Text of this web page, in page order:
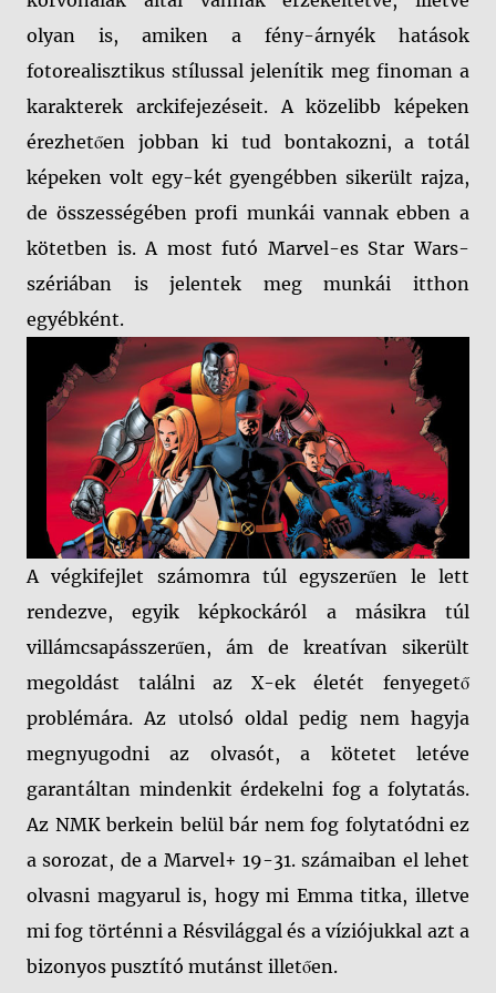
olyan is, amiken a fény-árnyék hatások
fotorealisztikus stílussal jelenítik meg finoman a
karakterek arckifejezéseit. A közelibb képeken
érezhetően jobban ki tud bontakozni, a totál
képeken volt egy-két gyengébben sikerült rajza,
de összességében profi munkái vannak ebben a
kötetben is. A most futó Marvel-es Star Wars-
szériában is jelentek meg munkái itthon
egyébként.
A végkifejlet számomra túl egyszerűen le lett
rendezve, egyik képkockáról a másikra túl
villámcsapásszerűen, ám de kreatívan sikerült
megoldást találni az X-ek életét fenyegető
problémára. Az utolsó oldal pedig nem hagyja
megnyugodni az olvasót, a kötetet letéve
garantáltan mindenkit érdekelni fog a folytatás.
Az NMK berkein belül bár nem fog folytatódni ez
a sorozat, de a Marvel+ 19-31. számaiban el lehet
olvasni magyarul is, hogy mi Emma titka, illetve
mi fog történni a Résvilággal és a víziójukkal azt a
bizonyos pusztító mutánst illetően.